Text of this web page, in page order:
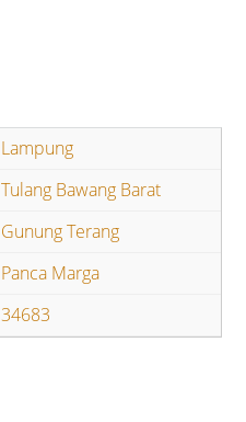
Lampung
Tulang Bawang Barat
Gunung Terang
Panca Marga
34683